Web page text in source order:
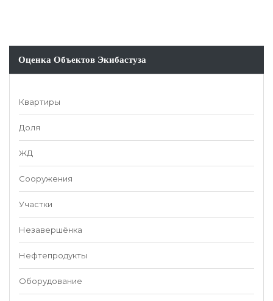
Оценка Объектов Экибастуза
Квартиры
Доля
ЖД
Сооружения
Участки
Незавершёнка
Нефтепродукты
Оборудование